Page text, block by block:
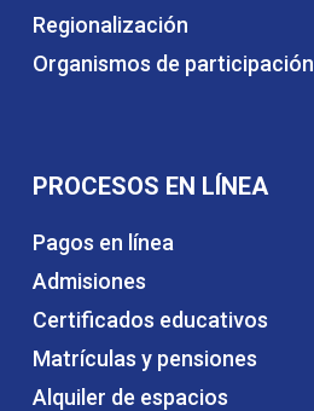
Regionalización
Organismos de participación
PROCESOS EN LÍNEA
Pagos en línea
Admisiones
Certificados educativos
Matrículas y pensiones
Alquiler de espacios